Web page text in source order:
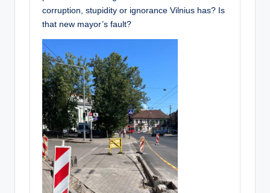
corruption, stupidity or ignorance Vilnius has? Is
that new mayor’s fault?